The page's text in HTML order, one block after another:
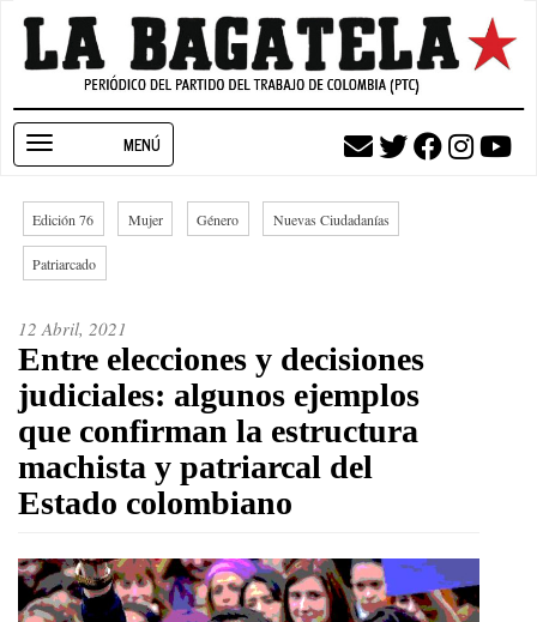
Pasar
contenido
navigation
Edición 76 Mujer Género Nuevas Ciudadanías
Patriarcado
12 Abril, 2021
Entre elecciones y decisiones
judiciales: algunos ejemplos
que confirman la estructura
machista y patriarcal del
Estado colombiano